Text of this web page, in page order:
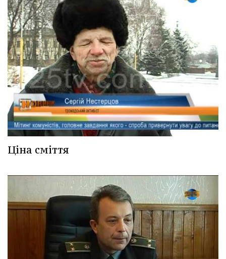
Ціна сміття